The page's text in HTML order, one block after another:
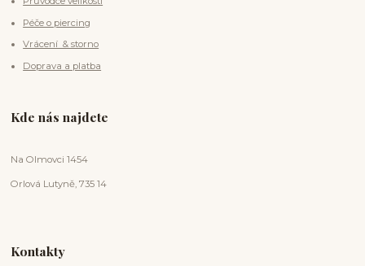
Péče o piercing
Vrácení & storno
Doprava a platba
Kde nás najdete
Na Olmovci 1454
Orlová Lutyně, 735 14
Kontakty